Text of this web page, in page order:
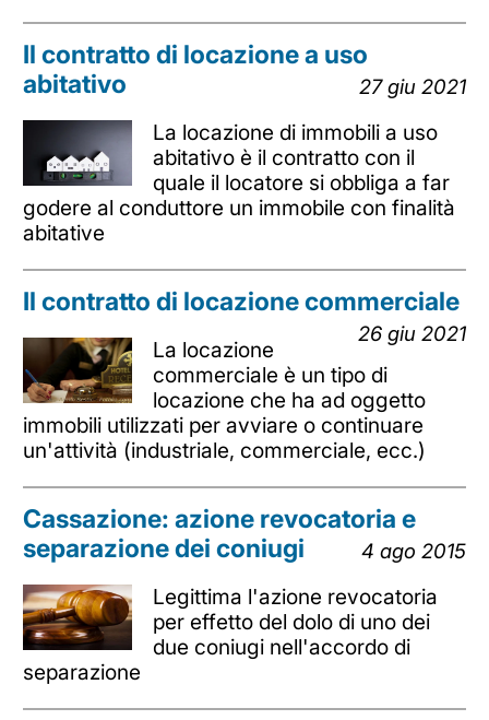
Il contratto di locazione a uso
abitativo
27 giu 2021
La locazione di immobili a uso
abitativo è il contratto con il
quale il locatore si obbliga a far
godere al conduttore un immobile con finalità
abitative
Il contratto di locazione commerciale
26 giu 2021
La locazione
commerciale è un tipo di
locazione che ha ad oggetto
immobili utilizzati per avviare o continuare
un'attività (industriale, commerciale, ecc.)
Cassazione: azione revocatoria e
separazione dei coniugi
4 ago 2015
Legittima l'azione revocatoria
per effetto del dolo di uno dei
due coniugi nell'accordo di
separazione